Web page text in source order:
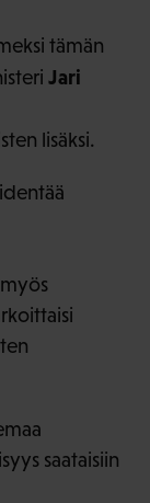
tämän
Jari
lisäksi.
saataisiin